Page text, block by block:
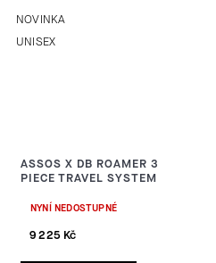
NOVINKA
UNISEX
ASSOS X DB ROAMER 3
PIECE TRAVEL SYSTEM
NYNÍ NEDOSTUPNÉ
9 225 Kč